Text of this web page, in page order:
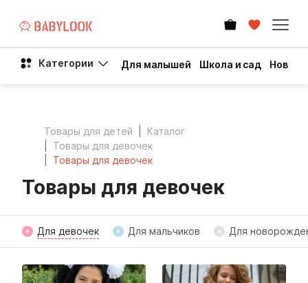
Категории Для малышей Школа и сад Новый
Товары для детей
Каталог
Товары для девочек
Товары для девочек
Товары для девочек
Для девочек Для мальчиков Для